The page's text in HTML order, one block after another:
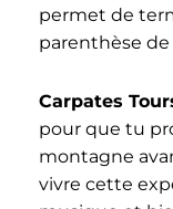
permet de
parenthèse
Carpates
pour que tu
montagne
vivre cette